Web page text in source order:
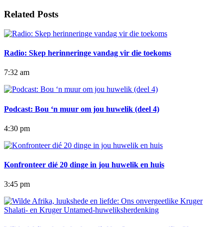
Related Posts
Radio: Skep herinneringe vandag vir die toekoms
7:32 am
Podcast: Bou ‘n muur om jou huwelik (deel 4)
4:30 pm
Konfronteer dié 20 dinge in jou huwelik en huis
3:45 pm